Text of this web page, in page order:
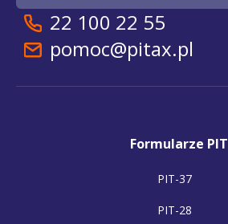
22 100 22 55
pomoc@pitax.pl
Formularze PIT
PIT-37
PIT-28